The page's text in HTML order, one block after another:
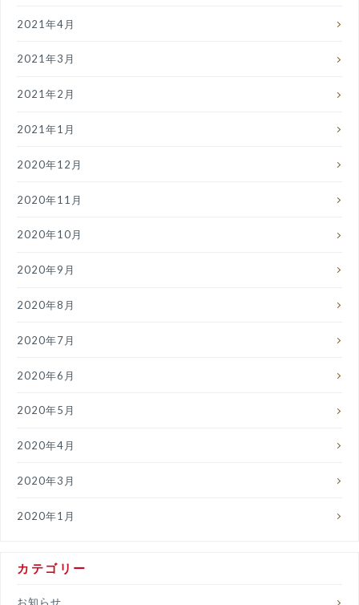
2021年4月
2021年3月
2021年2月
2021年1月
2020年12月
2020年11月
2020年10月
2020年9月
2020年8月
2020年7月
2020年6月
2020年5月
2020年4月
2020年3月
2020年1月
カテゴリー
お知らせ